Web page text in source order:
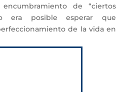
de “ciertos
era posible esperar que
de la vida en